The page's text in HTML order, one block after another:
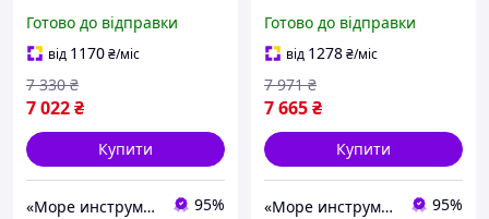
буріння
Готово до відправки
від 1170₴/міс
7 022₴
7 330 ₴
Купити
«Море инструментов» 95%
Готово до відправки
від 1278₴/міс
7 665₴
7 971 ₴
Купити
«Море инструментов» 95%